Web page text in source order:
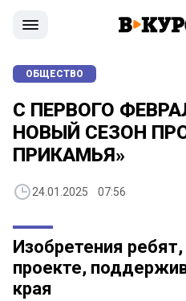
ОБЩЕСТВО
С ПЕРВОГО
НОВЫЙ СЕЗОН
ПРИКАМЬЯ»
24.01.2025 07:56
Изобретения
проекте,
края